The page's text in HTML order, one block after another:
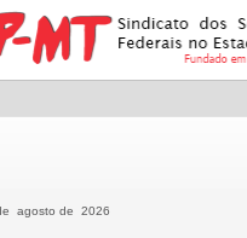
agosto de 2026